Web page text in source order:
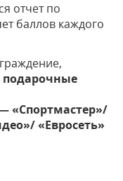
отчет по
баллов каждого
подарочные
«Спортмастер»/
«Евросеть»